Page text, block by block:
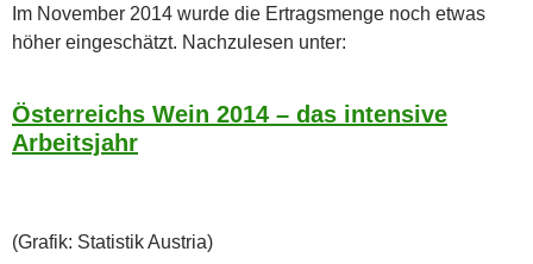
Im November 2014 wurde die Ertragsmenge noch etwas
höher eingeschätzt. Nachzulesen unter:
Österreichs Wein 2014 – das intensive
Arbeitsjahr
(Grafik: Statistik Austria)